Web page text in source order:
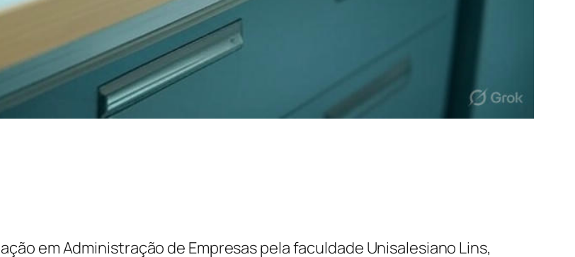
em Administração de Empresas pela faculdade Unisalesiano Lins,